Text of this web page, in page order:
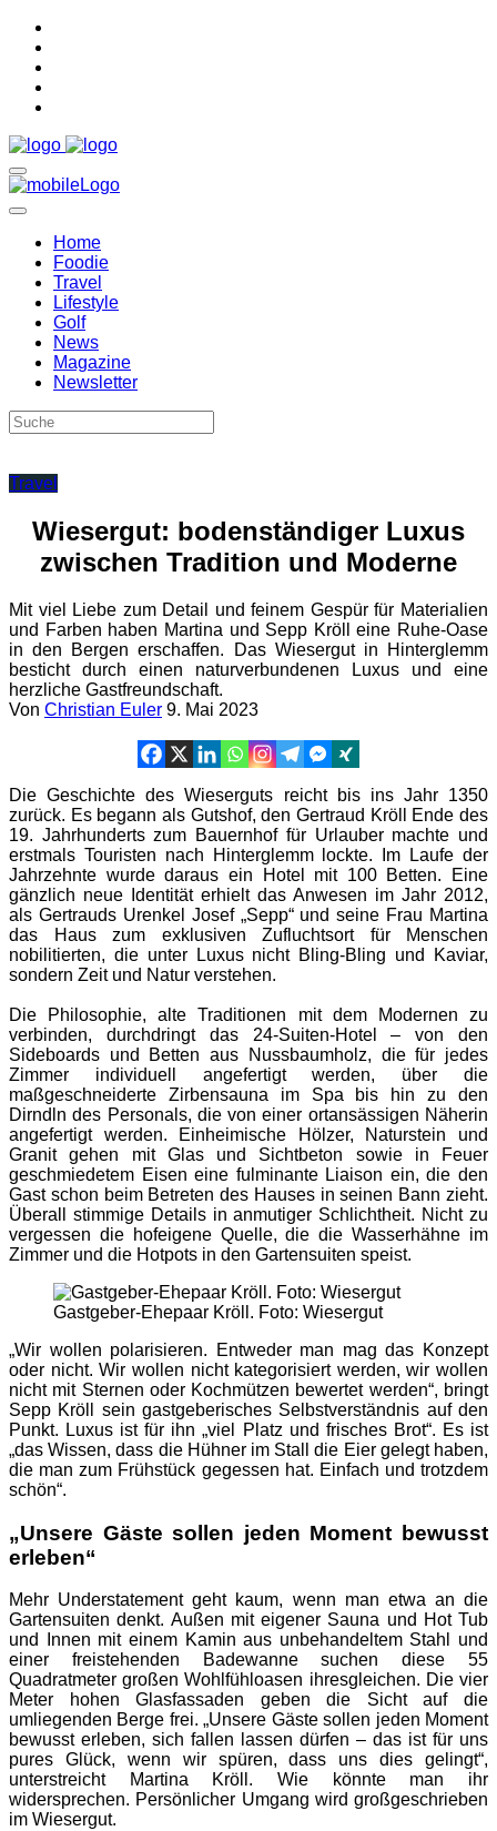
Home
Foodie
Travel
Lifestyle
Golf
News
Magazine
Newsletter
Travel
Wiesergut: bodenständiger Luxus
zwischen Tradition und Moderne
Mit viel Liebe zum Detail und feinem Gespür für Materialien
und Farben haben Martina und Sepp Kröll eine Ruhe-Oase
in den Bergen erschaffen. Das Wiesergut in Hinterglemm
besticht durch einen naturverbundenen Luxus und eine
herzliche Gastfreundschaft.
Von Christian Euler 9. Mai 2023
Die Geschichte des Wieserguts reicht bis ins Jahr 1350
zurück. Es begann als Gutshof, den Gertraud Kröll Ende des
19. Jahrhunderts zum Bauernhof für Urlauber machte und
erstmals Touristen nach Hinterglemm lockte. Im Laufe der
Jahrzehnte wurde daraus ein Hotel mit 100 Betten. Eine
gänzlich neue Identität erhielt das Anwesen im Jahr 2012,
als Gertrauds Urenkel Josef „Sepp“ und seine Frau Martina
das Haus zum exklusiven Zufluchtsort für Menschen
nobilitierten, die unter Luxus nicht Bling-Bling und Kaviar,
sondern Zeit und Natur verstehen.
Die Philosophie, alte Traditionen mit dem Modernen zu
verbinden, durchdringt das 24-Suiten-Hotel – von den
Sideboards und Betten aus Nussbaumholz, die für jedes
Zimmer individuell angefertigt werden, über die
maßgeschneiderte Zirbensauna im Spa bis hin zu den
Dirndln des Personals, die von einer ortansässigen Näherin
angefertigt werden. Einheimische Hölzer, Naturstein und
Granit gehen mit Glas und Sichtbeton sowie in Feuer
geschmiedetem Eisen eine fulminante Liaison ein, die den
Gast schon beim Betreten des Hauses in seinen Bann zieht.
Überall stimmige Details in anmutiger Schlichtheit. Nicht zu
vergessen die hofeigene Quelle, die die Wasserhähne im
Zimmer und die Hotpots in den Gartensuiten speist.
Gastgeber-Ehepaar Kröll. Foto: Wiesergut
„Wir wollen polarisieren. Entweder man mag das Konzept
oder nicht. Wir wollen nicht kategorisiert werden, wir wollen
nicht mit Sternen oder Kochmützen bewertet werden“, bringt
Sepp Kröll sein gastgeberisches Selbstverständnis auf den
Punkt. Luxus ist für ihn „viel Platz und frisches Brot“. Es ist
„das Wissen, dass die Hühner im Stall die Eier gelegt haben,
die man zum Frühstück gegessen hat. Einfach und trotzdem
schön“.
„Unsere Gäste sollen jeden Moment bewusst
erleben“
Mehr Understatement geht kaum, wenn man etwa an die
Gartensuiten denkt. Außen mit eigener Sauna und Hot Tub
und Innen mit einem Kamin aus unbehandeltem Stahl und
einer freistehenden Badewanne suchen diese 55
Quadratmeter großen Wohlfühloasen ihresgleichen. Die vier
Meter hohen Glasfassaden geben die Sicht auf die
umliegenden Berge frei. „Unsere Gäste sollen jeden Moment
bewusst erleben, sich fallen lassen dürfen – das ist für uns
pures Glück, wenn wir spüren, dass uns dies gelingt“,
unterstreicht Martina Kröll. Wie könnte man ihr
widersprechen. Persönlicher Umgang wird großgeschrieben
im Wiesergut.